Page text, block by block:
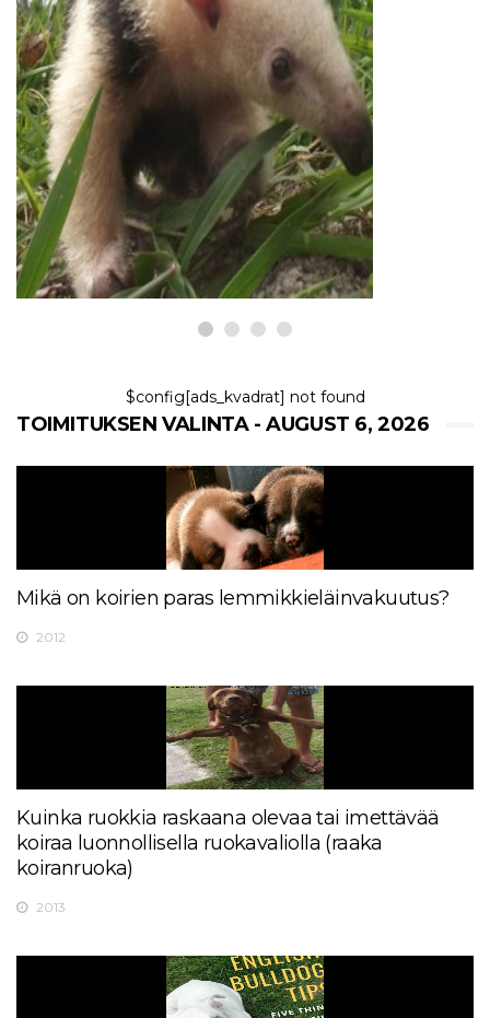
EKSOOTTISET LEMMIKKIELÄIMET
The Tamandua: Ainutlaatuinen
anteater ja erityinen lemmikki
6,2026
$config[ads_kvadrat] not found
TOIMITUKSEN VALINTA - AUGUST 6, 2026
Mikä on koirien paras lemmikkieläinvakuutus?
2012
Kuinka ruokkia raskaana olevaa tai imettävää
koiraa luonnollisella ruokavaliolla (raaka
koiranruoka)
2013